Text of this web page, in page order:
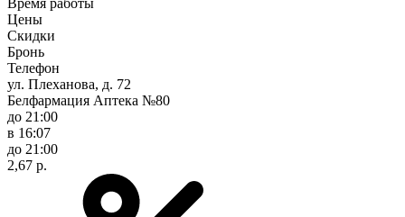
Цены
Скидки
Бронь
Телефон
ул. Плеханова, д. 72
Белфармация Аптека №80
до 21:00
в 16:07
до 21:00
2,67 р.